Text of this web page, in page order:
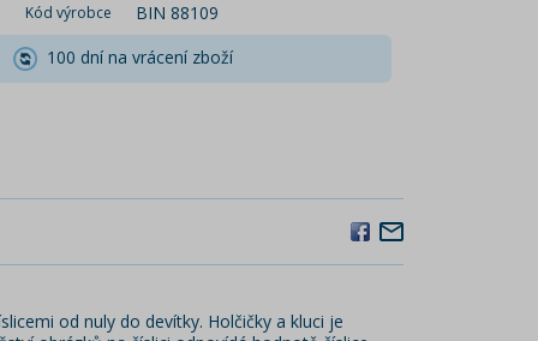
Kód výrobce
BIN 88109
100 dní na vrácení zboží
od nuly do devítky. Holčičky a kluci je